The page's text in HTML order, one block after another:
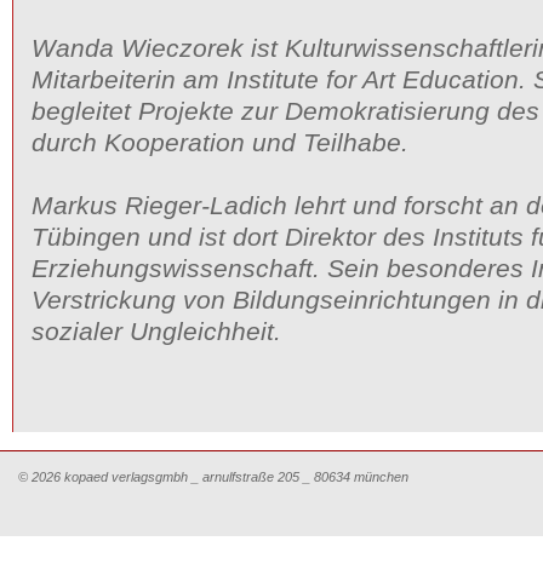
Wanda Wieczorek ist
Mitarbeiterin am Institute for Art Education.
begleitet Projekte zur Demokratisierung
durch Kooperation und Teilhabe.
Markus Rieger-Ladich lehrt und forscht an
Tübingen und ist dort Direktor des Instituts
Erziehungswissenschaft. Sein besonderes
Verstrickung von Bildungseinrichtungen in
sozialer Ungleichheit.
© 2026 kopaed verlagsgmbh _ arnulfstraße 205 _ 80634 münchen